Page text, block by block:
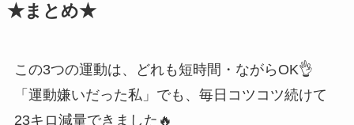
★まとめ★
この3つの運動は、どれも短時間・ながらOK👌
「運動嫌いだった私」でも、毎日コツコツ続けて
23キロ減量できました🔥